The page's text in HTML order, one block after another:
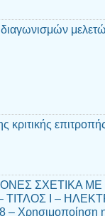
κριτικής
ΣΧΕΤΙΚΑ ΜΕ
ΤΙΤΛΟΣ Ι –